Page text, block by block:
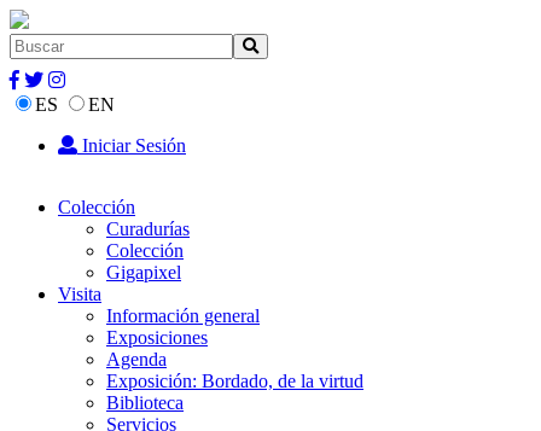
ES
EN
Iniciar Sesión
Colección
Curadurías
Colección
Gigapixel
Visita
Información general
Exposiciones
Agenda
Exposición: Bordado, de la virtud
Biblioteca
Servicios